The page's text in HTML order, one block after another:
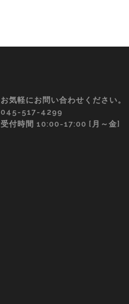
お気軽にお問い合わせください。
045-517-4299
受付時間 10:00-17:00 [月～金]